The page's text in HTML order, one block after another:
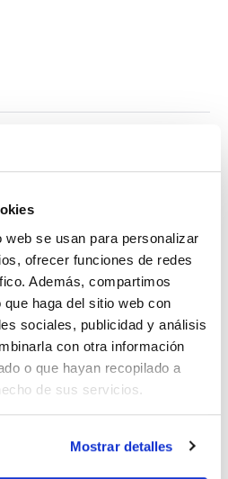
se usan para personalizar
ofrecer funciones de redes
Además, compartimos
haga del sitio web con
sociales, publicidad y análisis
con otra información
o que hayan recopilado a
de sus servicios.
Mostrar detalles
descargas
con esta imagen son
inmediata.